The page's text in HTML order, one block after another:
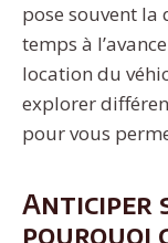
pose souvent la
temps à
location du
explorer
pour vous
Anticiper
pourquoi